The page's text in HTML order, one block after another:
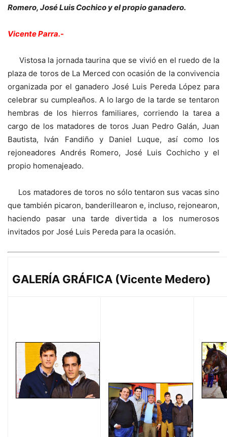
Romero, José Luis Cochico y el propio ganadero.
Vicente Parra.-
Vistosa la jornada taurina que se vivió en el ruedo de la
plaza de toros de La Merced con ocasión de la convivencia
organizada por el ganadero José Luis Pereda López para
celebrar su cumpleaños. A lo largo de la tarde se tentaron
hembras de los hierros familiares, corriendo la tarea a
cargo de los matadores de toros Juan Pedro Galán, Juan
Bautista, Iván Fandiño y Daniel Luque, así como los
rejoneadores Andrés Romero, José Luis Cochicho y el
propio homenajeado.
Los matadores de toros no sólo tentaron sus vacas sino
que también picaron, banderillearon e, incluso, rejonearon,
haciendo pasar una tarde divertida a los numerosos
invitados por José Luis Pereda para la ocasión.
GALERÍA GRÁFICA (Vicente Medero)